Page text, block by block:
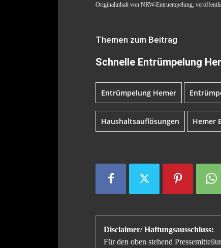
Originalinhalt von NRW-Entruempelung,
Themen zum Beitrag
Schnelle Entrümpelung
Entrümpelung Hemer
Haushaltsauflösungen Hemer
Disclaimer/ Haftungsausschluss:
Für den oben stehend